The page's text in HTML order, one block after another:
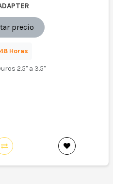
precio
Horas
2.5" a 3.5"